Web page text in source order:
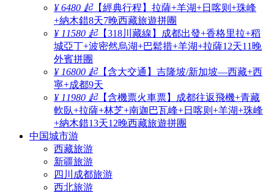
¥ 6480 起【經典行程】拉薩+羊湖+日喀则+珠峰
+納木錯8天7晚西藏旅遊拼團
¥ 11580 起【318川藏線】成都出發+香格里拉+稻
城亞丁+波密然烏湖+巴鬆措+羊湖+拉薩12天11晚
外賓拼團
¥ 16800 起【含大交通】吉隆坡/新加坡—西藏+西
寧+成都9天
¥ 11980 起【含機票火車票】成都往返飛機+青藏
軟臥+拉薩+林芝+南迦巴瓦峰+日喀则+羊湖+珠峰
+納木錯13天12晚西藏旅遊拼團
中国城市游
西藏旅游
新疆旅游
四川成都旅游
西北旅游